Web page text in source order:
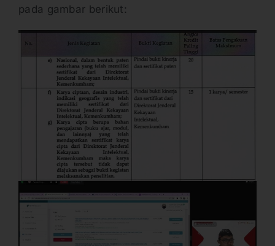
pada gambar berikut: